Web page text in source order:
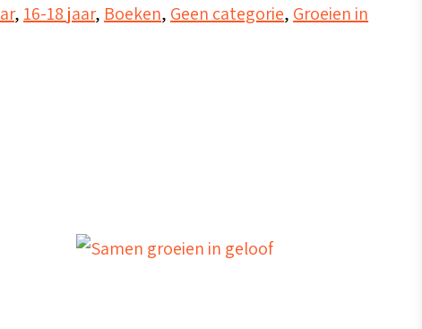
, 16-18 jaar, Boeken, Geen categorie, Groeien in